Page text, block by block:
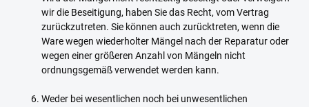
wir die Beseitigung, haben Sie das Recht, vom Vertrag
zurückzutreten. Sie können auch zurücktreten, wenn die
Ware wegen wiederholter Mängel nach der Reparatur oder
wegen einer größeren Anzahl von Mängeln nicht
ordnungsgemäß verwendet werden kann.
Weder bei wesentlichen noch bei unwesentlichen